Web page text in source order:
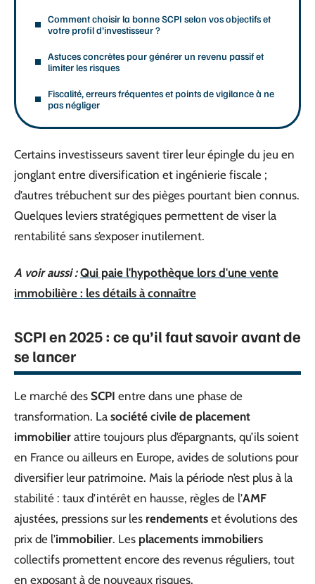
Comment choisir la bonne SCPI selon vos objectifs et
votre profil d’investisseur ?
Astuces concrètes pour générer un revenu passif et
limiter les risques
Fiscalité, erreurs fréquentes et points de vigilance à ne
pas négliger
Certains investisseurs savent tirer leur épingle du jeu en
jonglant entre diversification et ingénierie fiscale ;
d’autres trébuchent sur des pièges pourtant bien connus.
Quelques leviers stratégiques permettent de viser la
rentabilité sans s’exposer inutilement.
A voir aussi : Qui paie l'hypothèque lors d'une vente
immobilière : les détails à connaître
SCPI en 2025 : ce qu’il faut savoir avant de
se lancer
Le marché des SCPI entre dans une phase de
transformation. La société civile de placement
immobilier attire toujours plus d’épargnants, qu’ils soient
en France ou ailleurs en Europe, avides de solutions pour
diversifier leur patrimoine. Mais la période n’est plus à la
stabilité : taux d’intérêt en hausse, règles de l’AMF
ajustées, pressions sur les rendements et évolutions des
prix de l’immobilier. Les placements immobiliers
collectifs promettent encore des revenus réguliers, tout
en exposant à de nouveaux risques.